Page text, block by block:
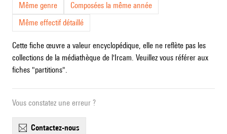
Même genre
Composées la même année
Même effectif détaillé
Cette fiche œuvre a valeur encyclopédique, elle ne reflète pas les
collections de la médiathèque de l'Ircam. Veuillez vous référer aux
fiches "partitions".
Vous constatez une erreur ?
contactez-nous